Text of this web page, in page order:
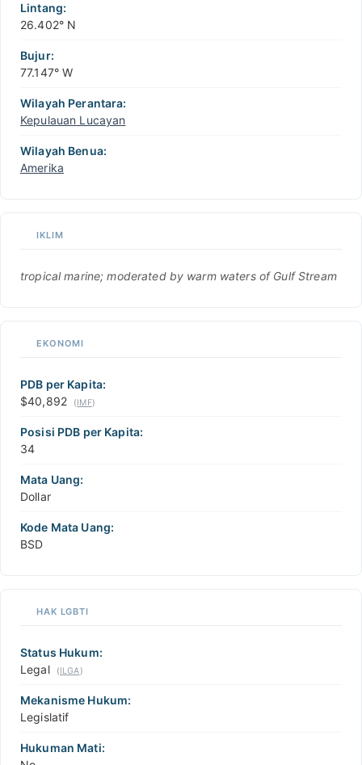
Lintang:
26.402° N
Bujur:
77.147° W
Wilayah Perantara:
Kepulauan Lucayan
Wilayah Benua:
Amerika
IKLIM
tropical marine; moderated by warm waters of Gulf Stream
EKONOMI
PDB per Kapita:
$40,892
(IMF)
Posisi PDB per Kapita:
34
Mata Uang:
Dollar
Kode Mata Uang:
BSD
HAK LGBTI
Status Hukum:
Legal
(ILGA)
Mekanisme Hukum:
Legislatif
Hukuman Mati: